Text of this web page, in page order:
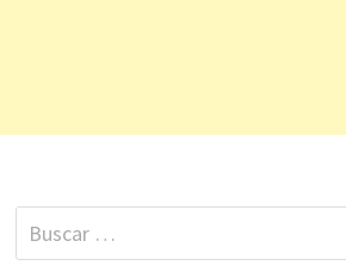
Buscar: